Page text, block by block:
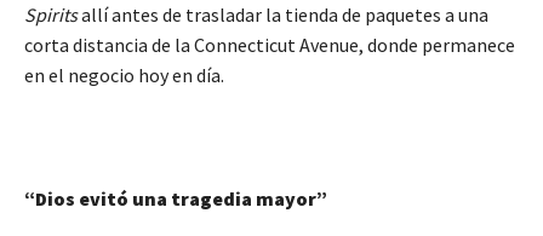
Spiritsallí antes de trasladar la tienda de paquetes a una
corta distancia de la Connecticut Avenue, donde permanece
en el negocio hoy en día.
“Dios evitó una tragedia mayor”